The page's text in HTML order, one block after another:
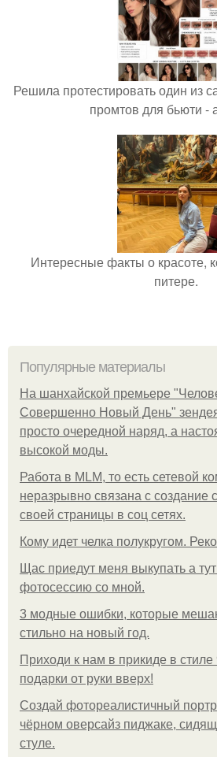
Решила протестировать один из
промтов для бьюти -
Интересные факты о красоте,
питере.
Популярные материалы
На шанхайской премьере
Совершенно Новый День"
просто очередной наряд, а
высокой моды.
Работа в MLM, то есть сетевой
неразрывно связана с создание
своей страницы в соц сетях.
Кому идет челка полукругом.
Щас приедут меня выкупать а
фотосессию со мной.
3 модные ошибки, которые
стильно на новый год.
Приходи к нам в прикиде в стиле
подарки от руки вверх!
Создай фотореалистичный
чёрном оверсайз пиджаке,
стуле.